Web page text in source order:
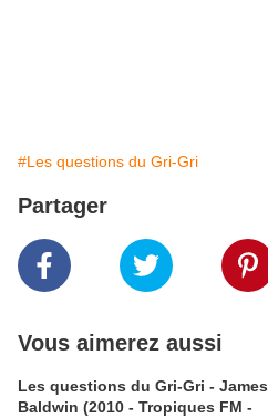
#Les questions du Gri-Gri
Partager
Vous aimerez aussi
Les questions du Gri-Gri - James
Baldwin (2010 - Tropiques FM -